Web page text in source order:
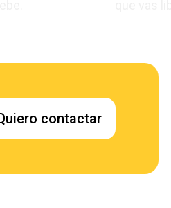
contactar